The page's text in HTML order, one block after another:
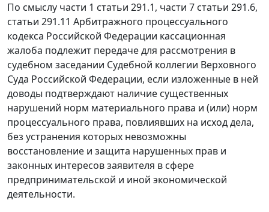
По смыслу части 1 статьи 291.1, части 7 статьи 291.6,
статьи 291.11 Арбитражного процессуального
кодекса Российской Федерации кассационная
жалоба подлежит передаче для рассмотрения в
судебном заседании Судебной коллегии Верховного
Суда Российской Федерации, если изложенные в ней
доводы подтверждают наличие существенных
нарушений норм материального права и (или) норм
процессуального права, повлиявших на исход дела,
без устранения которых невозможны
восстановление и защита нарушенных прав и
законных интересов заявителя в сфере
предпринимательской и иной экономической
деятельности.